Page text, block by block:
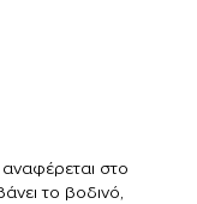
στο
το βοδινό,